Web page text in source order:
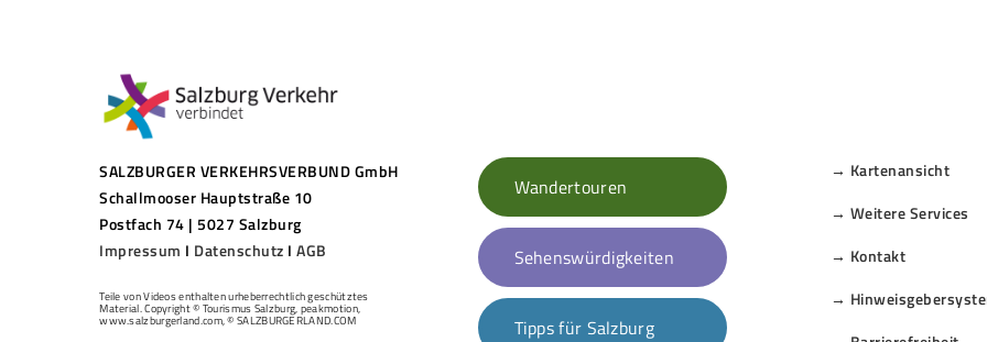
SALZBURGER VERKEHRSVERBUND GmbH
Schallmooser Hauptstraße 10
Postfach 74 | 5027 Salzburg
Impressum I Datenschutz IAGB
Teile von Videos enthalten urheberrechtlich geschütztes
Material. Copyright © Tourismus Salzburg, peakmotion,
www.salzburgerland.com, © SALZBURGERLAND.COM
Wandertouren
Sehenswürdigkeiten
Tipps für Salzburg
→ Kartenansicht
→ Weitere Services
→ Kontakt
→